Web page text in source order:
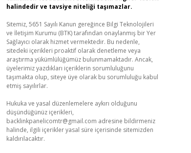
halindedir ve tavsiye niteliği taşımazlar.
Sitemiz, 5651 Sayılı Kanun gereğince Bilgi Teknolojileri
ve İletişim Kurumu (BTK) tarafından onaylanmış bir Yer
Sağlayıcı olarak hizmet vermektedir. Bu nedenle,
sitedeki içerikleri proaktif olarak denetleme veya
araştırma yükümlülüğümüz bulunmamaktadır. Ancak,
üyelerimiz yazdıkları içeriklerin sorumluluğunu
taşımakta olup, siteye üye olarak bu sorumluluğu kabul
etmiş sayılırlar.
Hukuka ve yasal düzenlemelere aykırı olduğunu
düşündüğünüz içerikleri,
backlinkpanelicomtr@gmail.com adresine bildirmeniz
halinde, ilgili içerikler yasal süre içerisinde sitemizden
kaldırılacaktır.